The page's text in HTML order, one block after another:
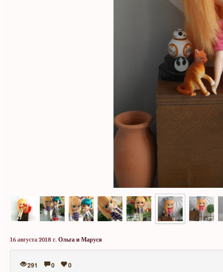
16 августа 2018 г. Ольга и Маруся
291 0 0